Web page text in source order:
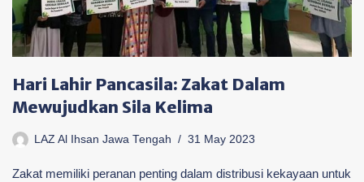
Hari Lahir Pancasila: Zakat Dalam
Mewujudkan Sila Kelima
LAZ Al Ihsan Jawa Tengah 31 May 2023
Zakat memiliki peranan penting dalam distribusi kekayaan untuk